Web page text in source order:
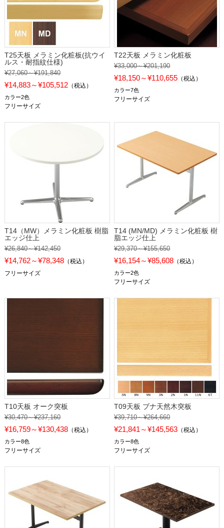
T25天板 メラミン化粧板(抗ウイ
ルス・耐指紋仕様)
¥27,060～¥191,840
¥14,883～¥105,512（税込）
カラー2色
フリーサイズ
T22天板 メラミン化粧板
¥33,000～¥201,190
¥18,150～¥110,655 （税込）
カラー7色
フリーサイズ
T14（MW）メラミン化粧板 樹脂
エッジ仕上
¥26,840～¥142,450
¥14,762～¥78,348（税込）
フリーサイズ
T14 (MN/MD) メラミン化粧板 樹
脂エッジ仕上
¥29,370～¥155,650
¥16,154～¥85,608 （税込）
カラー2色
フリーサイズ
T10天板 オーク突板
¥30,470～¥237,160
¥16,759～¥130,438（税込）
カラー8色
フリーサイズ
T09天板 ブナ天然木突板
¥39,710～¥264,660
¥21,841～¥145,563 （税込）
カラー8色
フリーサイズ